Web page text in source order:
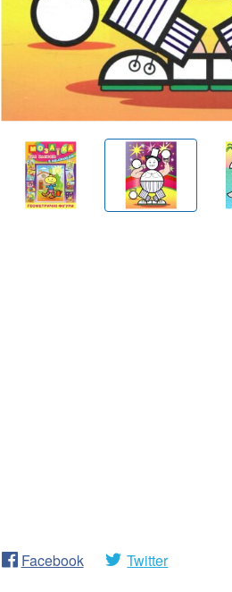
Facebook Twitter